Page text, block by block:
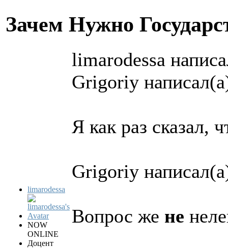
Зачем Нужно
limarodessa
NOW
ONLINE
Доцент
limarodessa
Grigoriy
Я как раз сказал,
Grigoriy
Вопрос же не